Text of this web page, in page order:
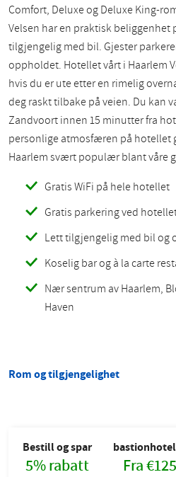
Comfort, Deluxe og Deluxe King-
Velsen har en praktisk beliggenhet
tilgjengelig med bil. Gjester
oppholdet. Hotellet vårt i Haarlem
hvis du er ute etter en rimelig
deg raskt tilbake på veien. Du kan
Zandvoort innen 15 minutter fra
personlige atmosfæren på hotellet
Haarlem svært populær blant våre
Gratis WiFi på hele hotellet
Gratis parkering ved
Lett tilgjengelig med bil og
Koselig bar og à la carte
Nær sentrum av Haarlem,
Haven
Rom og tilgjengelighet
Bestill og spar
5% rabatt Fra